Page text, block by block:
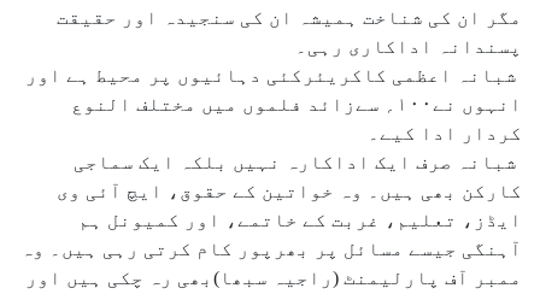
مگر ان کی شناخت ہمیشہ ان کی سنجیدہ اور حقیقت
پسندانہ اداکاری رہی۔
شبانہ اعظمی کاکریئرکئی دہائیوں پر محیط ہے اور
انہوں نے۱۰۰؍ سےزائد فلموں میں مختلف النوع
کردار ادا کیے۔
شبانہ صرف ایک اداکارہ نہیں بلکہ ایک سماجی
کارکن بھی ہیں۔ وہ خواتین کے حقوق، ایچ آئی وی
ایڈز، تعلیم، غربت کے خاتمے، اور کمیونل ہم
آہنگی جیسے مسائل پر بھرپور کام کرتی رہی ہیں۔ وہ
ممبر آف پارلیمنٹ (راجیہ سبھا)بھی رہ چکی ہیں اور